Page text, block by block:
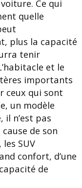
Ce qui
quelle
plus la capacité
tenir
et le
importants
ceux qui sont
un modèle
il n’est pas
de son
SUV
confort, d’une
de